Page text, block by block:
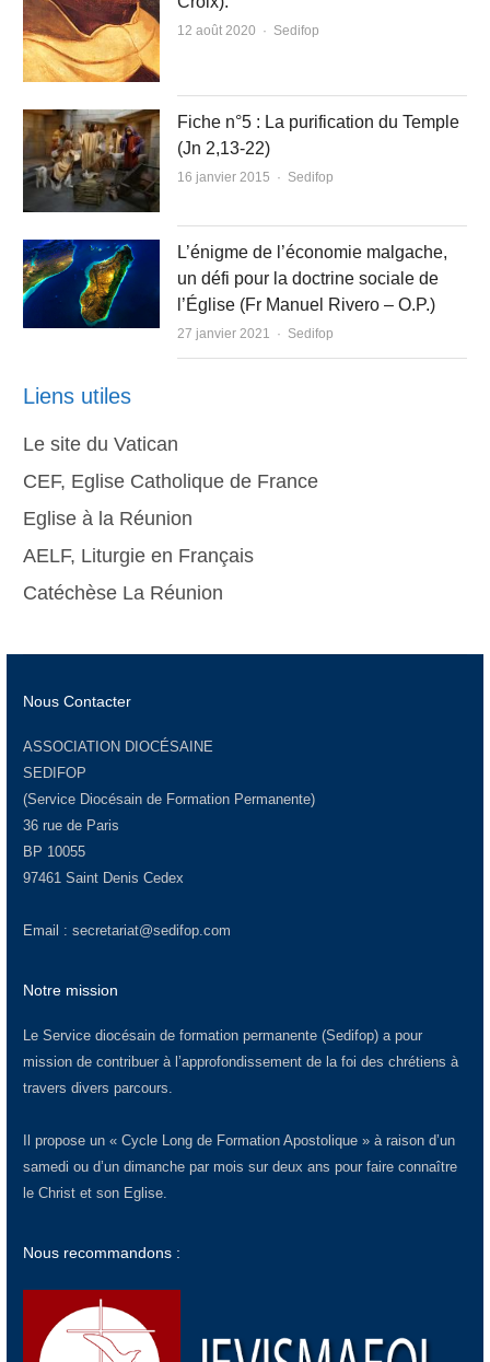
12 août 2020 Author
Sedifop
Fiche n°5 : La purification du Temple
(Jn 2,13-22)
16 janvier 2015 Author
Sedifop
L’énigme de l’économie malgache,
un défi pour la doctrine sociale de
l’Église (Fr Manuel Rivero – O.P.)
27 janvier 2021 Author
Sedifop
Liens utiles
Le site du Vatican
CEF, Eglise Catholique de France
Eglise à la Réunion
AELF, Liturgie en Français
Catéchèse La Réunion
Nous Contacter
ASSOCIATION DIOCÉSAINE
SEDIFOP
(Service Diocésain de Formation Permanente)
36 rue de Paris
BP 10055
97461 Saint Denis Cedex
Email : secretariat@sedifop.com
Notre mission
Le Service diocésain de formation permanente (Sedifop) a pour
mission de contribuer à l’approfondissement de la foi des chrétiens à
travers divers parcours.
Il propose un « Cycle Long de Formation Apostolique » à raison d’un
samedi ou d’un dimanche par mois sur deux ans pour faire connaître
le Christ et son Eglise.
Nous recommandons :